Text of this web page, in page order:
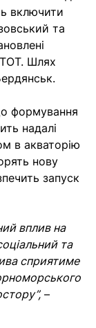
включити
та
ТОТ. Шлях
формування
надалі
в акваторію
нову
запуск
вплив на
та
сприятиме
–